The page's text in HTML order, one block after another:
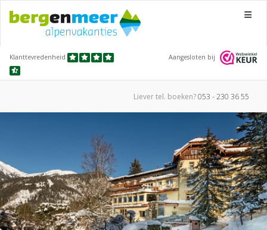
Menu
Klanttevredenheid Aangesloten bij
Liever tel. boeken?053 - 230 36 55